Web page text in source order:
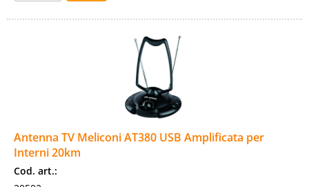
Antenna TV Meliconi AT380 USB Amplificata per
Interni 20km
Cod. art.: